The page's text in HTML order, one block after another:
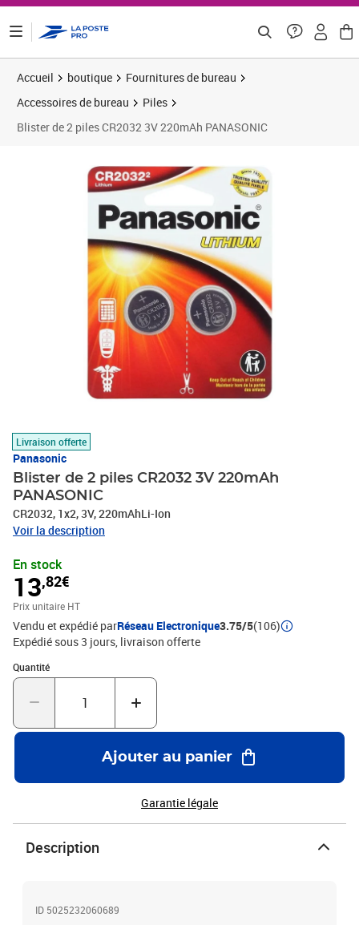
Accueil boutique
Fournitures de bureau
Accessoires de bureau
Piles
Blister de 2 piles CR2032 3V 220mAh PANASONIC
Livraison offerte
Panasonic
Blister de 2 piles CR2032 3V 220mAh
PANASONIC
CR2032, 1x2, 3V, 220mAhLi-Ion
Voir la description
En stock
13,82€
Prix unitaire HT
Vendu et expédié parRéseau Electronique3.75/5(106)
Expédié sous 3 jours livraison offerte
Quantité
Quantité : 1
Ajouter au panier
Garantie légale
Description
ID 5025232060689